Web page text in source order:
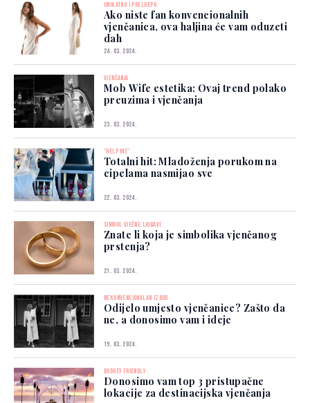
UNIKATNO I PRELIJEPO
Ako niste fan konvencionalnih
vjenčanica, ova haljina će vam oduzeti
dah
24. 03. 2024.
VJENČANJA
Mob Wife estetika: Ovaj trend polako
preuzima i vjenčanja
23. 03. 2024.
"HELP ME"
Totalni hit: Mladoženja porukom na
cipelama nasmijao sve
22. 03. 2024.
SIMBOL VJEČNE LJUBAVI
Znate li koja je simbolika vjenčanog
prstenja?
21. 03. 2024.
NEKONVENCIONALAN IZBOR
Odijelo umjesto vjenčanice? Zašto da
ne, a donosimo vam i ideje
19. 03. 2024.
BUDGET-FRIENDLY
Donosimo vam top 3 pristupačne
lokacije za destinacijska vjenčanja